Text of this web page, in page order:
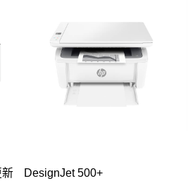
新 DesignJet 500+